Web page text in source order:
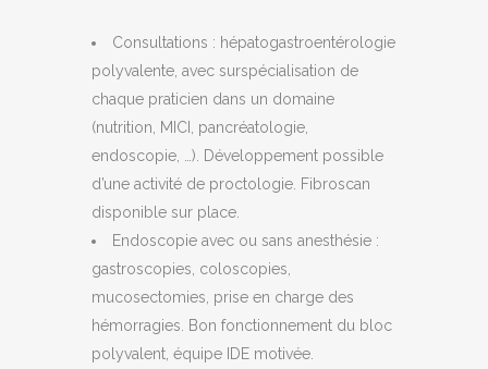
Consultations : hépatogastroentérologie
polyvalente, avec surspécialisation de
chaque praticien dans un domaine
(nutrition, MICI, pancréatologie,
endoscopie, …). Développement possible
d’une activité de proctologie. Fibroscan
disponible sur place.
Endoscopie avec ou sans anesthésie :
gastroscopies, coloscopies,
mucosectomies, prise en charge des
hémorragies. Bon fonctionnement du bloc
polyvalent, équipe IDE motivée.